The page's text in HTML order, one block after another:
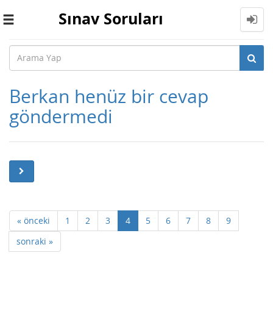
Toggle
Sınav Soruları
Berkan henüz bir cevap
göndermedi
« önceki 1 2 3 4 5 6 7 8
9
sonraki »